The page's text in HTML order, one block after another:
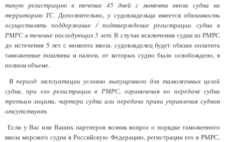
такую регистрацию в течение 45 дней с момента ввоза судна на
территорию ТС. Дополнительно, у судовладельца имеетсяобязанность
осуществлять поддержание / подтверждение регистрации судна в
РМРС в течение последующих 5 лет. В случае исключения судна из РМРС
до истечения 5 лет с момента ввоза. судовладелец будет обязан оплатить
таможенные пошлины и налоги, от которых судно было освобождено, в
полном объеме.
В период эксплуатации условно выпущенного для таможенных целей
судна, при его регистрации в РМРС, ограничения по передаче судна
третьим лицами, чартера судна или передачи права управления судном
отсутствуют.
Если у Вас или Ваших партнеров возник вопрос о порядке таможенного
ввоза морского судна в Российскую Федерацию, регистрации его в РМРС,